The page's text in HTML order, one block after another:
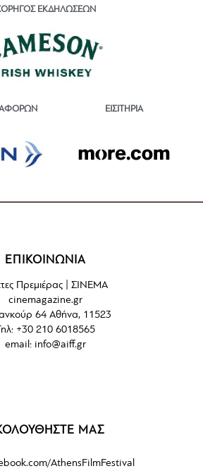
ΕΚΔΗΛΩΣΕΩΝ
ΕΙΣΙΤΗΡΙΑ
ΕΠΙΚΟΙΝΩΝΙΑ
Πρεμιέρας | ΣΙΝΕΜΑ
cinemagazine.gr
64 Αθήνα, 11523
+30 210 6018565
email: info@aiff.gr
ΜΑΣ
AthensFilmFestival